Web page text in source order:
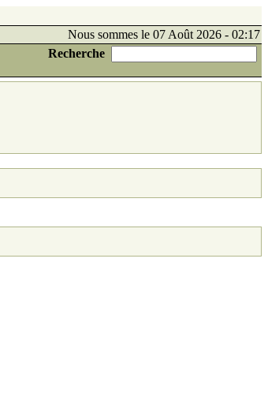
Nous sommes le 07 Août 2026 - 02:17
Recherche